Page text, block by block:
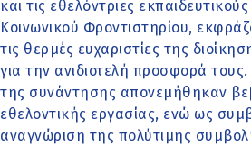
και τις εθελόντριες
Κοινωνικού Φροντιστηρίου,
τις θερμές ευχαριστίες της
για την ανιδιοτελή προσφορά τους.
της συνάντησης απονεμήθηκαν
εθελοντικής εργασίας, ενώ ως
αναγνώριση της πολύτιμης